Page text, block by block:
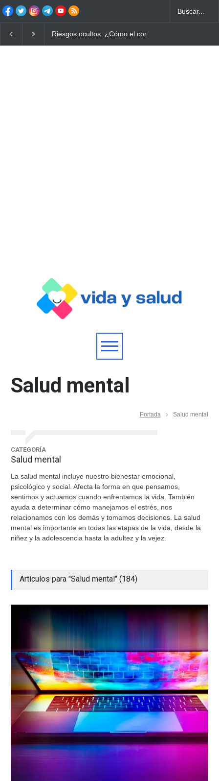
Ayuno Digital: La Estrategia Esencial para Mejorar tu
Salud mental
Portada Salud mental
CATEGORÍA
Salud mental
La salud mental incluye nuestro bienestar emocional,
psicológico y social. Afecta la forma en que pensamos,
sentimos y actuamos cuando enfrentamos la vida. También
ayuda a determinar cómo manejamos el estrés, nos
relacionamos con los demás y tomamos decisiones. La salud
mental es importante en todas las etapas de la vida, desde la
niñez y la adolescencia hasta la adultez y la vejez.
Artículos para "Salud mental" (184)